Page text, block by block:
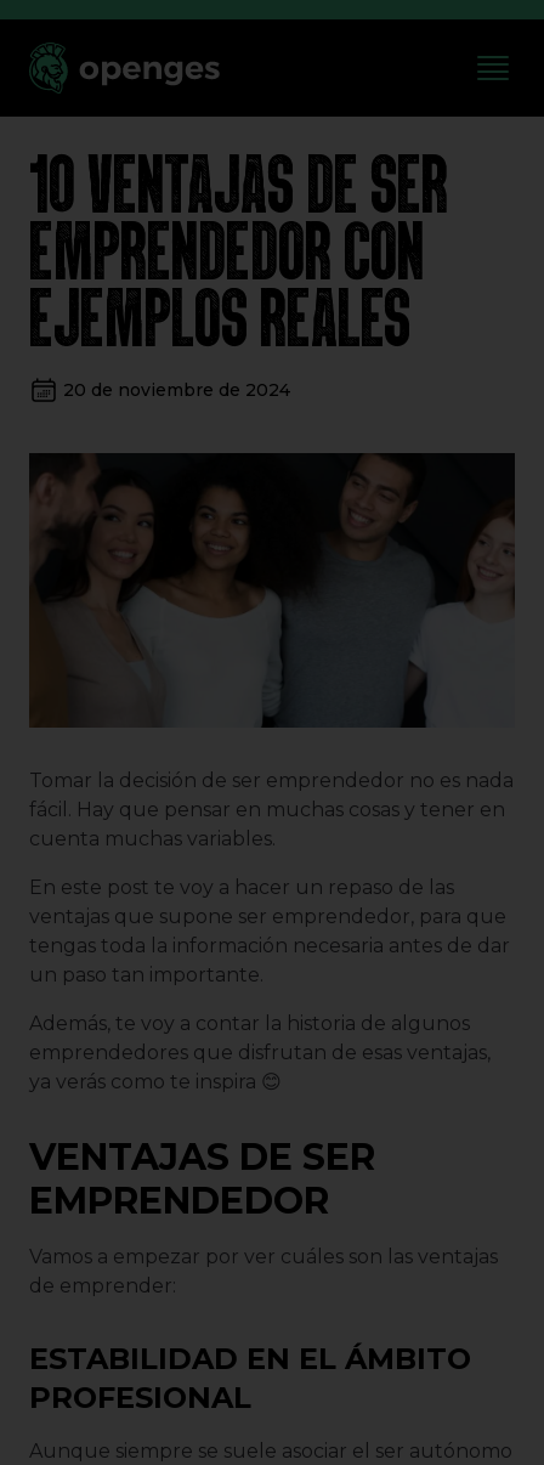
10 VENTAJAS DE SER
EMPRENDEDOR CON
EJEMPLOS REALES
20 de noviembre de 2024
Tomar la decisión de ser emprendedor no es nada
fácil. Hay que pensar en muchas cosas y tener en
cuenta muchas variables.
En este post te voy a hacer un repaso de las
ventajas que supone ser emprendedor, para que
tengas toda la información necesaria antes de dar
un paso tan importante.
Además, te voy a contar la historia de algunos
emprendedores que disfrutan de esas ventajas,
ya verás como te inspira 😊
VENTAJAS DE SER
EMPRENDEDOR
Vamos a empezar por ver cuáles son las ventajas
de emprender:
ESTABILIDAD EN EL ÁMBITO
PROFESIONAL
Aunque siempre se suele asociar el ser autónomo